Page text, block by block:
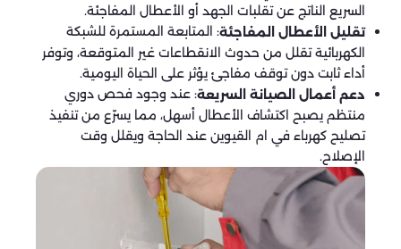
السريع الناتج عن تقلبات الجهد أو الأعطال المفاجئة.
تقليل الأعطال المفاجئة: المتابعة المستمرة للشبكة
الكهربائية تقلل من حدوث الانقطاعات غير المتوقعة، وتوفر
أداء ثابت دون توقف مفاجئ يؤثر على الحياة اليومية.
دعم أعمال الصيانة السريعة: عند وجود فحص دوري
منتظم يصبح اكتشاف الأعطال أسهل، مما يسرّع من تنفيذ
تصليح كهرباء في ام القيوين عند الحاجة ويقلل وقت
الإصلاح.